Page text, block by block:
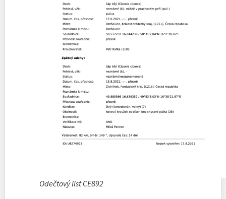
Odečtový list CE892